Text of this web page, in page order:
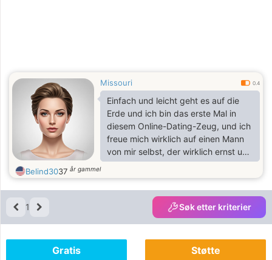
Missouri 0.4
Einfach und leicht geht es auf die
Erde und ich bin das erste Mal in
diesem Online-Dating-Zeug, und ich
freue mich wirklich auf einen Mann
von mir selbst, der wirklich ernst und
bereit ist, mit dem Leben weiter zu
machen. Ein respektvoller Mann, der
eine Frau genauso behandeln kann
wie die Frau, wird ihn mit so viel
Liebe und Respekt behandeln. Ich
über mich.
Belind3037 år gammel
1 Søk etter kriterier
Gratis Støtte